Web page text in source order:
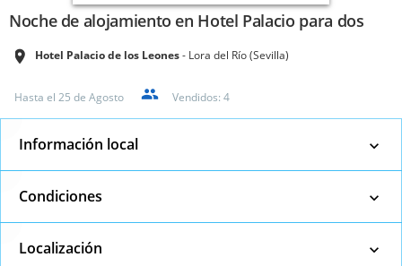
Noche de alojamiento en Hotel Palacio para dos
Hotel Palacio de los Leones Lora del Río (Sevilla)
Hasta el 25 de Agosto Vendidos: 4
Información local
Condiciones
Localización